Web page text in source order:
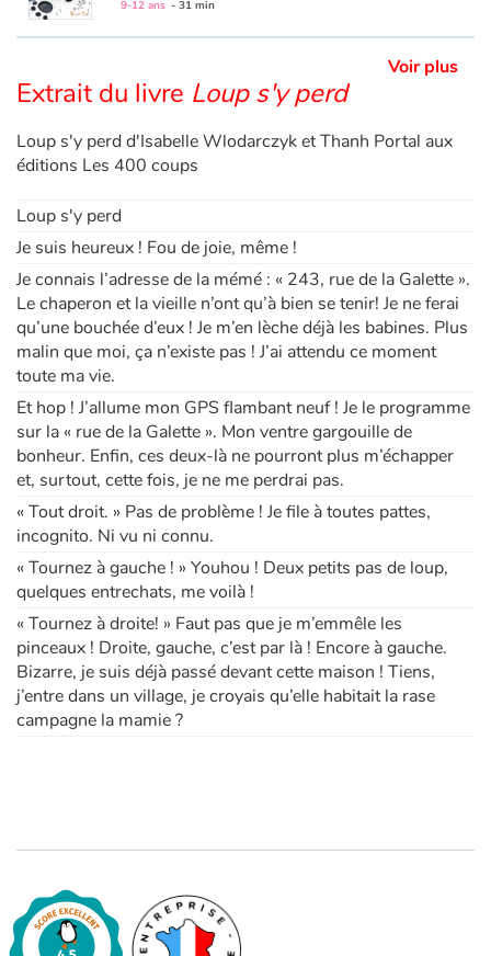
Dyslexie, troubles de la lecture
Nos listes de lecture
Les plus lus
Coups de coeur
9-12 ans - 31 min
Voir plus
Extrait du livre Loup s'y perd
Loup s'y perd d'Isabelle Wlodarczyk et Thanh Portal aux
éditions Les 400 coups
Loup s'y perd
Je suis heureux ! Fou de joie, même !
Je connais l’adresse de la mémé : « 243, rue de la Galette ».
Le chaperon et la vieille n’ont qu’à bien se tenir! Je ne ferai
qu’une bouchée d’eux ! Je m’en lèche déjà les babines. Plus
malin que moi, ça n’existe pas ! J’ai attendu ce moment
toute ma vie.
Et hop ! J’allume mon GPS flambant neuf ! Je le programme
sur la « rue de la Galette ». Mon ventre gargouille de
bonheur. Enfin, ces deux-là ne pourront plus m’échapper
et, surtout, cette fois, je ne me perdrai pas.
« Tout droit. » Pas de problème ! Je file à toutes pattes,
incognito. Ni vu ni connu.
« Tournez à gauche ! » Youhou ! Deux petits pas de loup,
quelques entrechats, me voilà !
« Tournez à droite! » Faut pas que je m’emmêle les
pinceaux ! Droite, gauche, c’est par là ! Encore à gauche.
Bizarre, je suis déjà passé devant cette maison ! Tiens,
j’entre dans un village, je croyais qu’elle habitait la rase
campagne la mamie ?